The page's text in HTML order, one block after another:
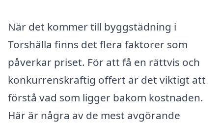
När det kommer till byggstädning i
Torshälla finns det flera faktorer som
påverkar priset. För att få en rättvis och
konkurrenskraftig offert är det viktigt att
förstå vad som ligger bakom kostnaden.
Här är några av de mest avgörande